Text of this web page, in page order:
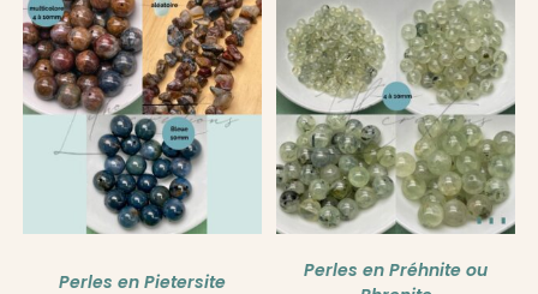
Perles en Pietersite
Perles en Préhnite ou